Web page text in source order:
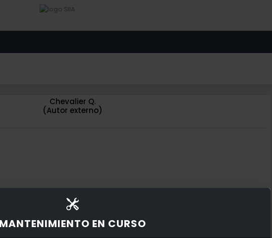
MANTENIMIENTO EN CURSO
Chevalier Q.
(Autor externo)